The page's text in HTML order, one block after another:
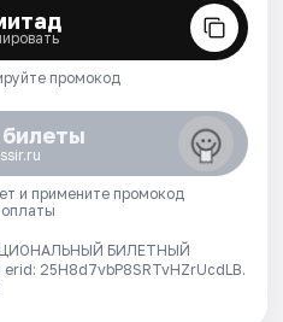
промокод
и примените промокод
БИЛЕТНЫЙ
25H8d7vbP8SRTvHZrUcdLB.